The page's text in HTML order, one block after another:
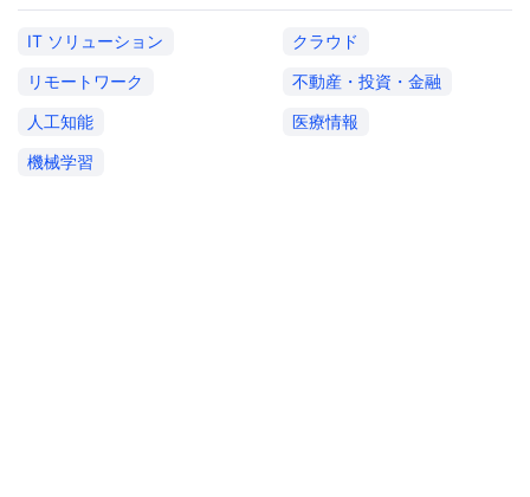
IT ソリューション
クラウド
リモートワーク
不動産・投資・金融
人工知能
医療情報
機械学習